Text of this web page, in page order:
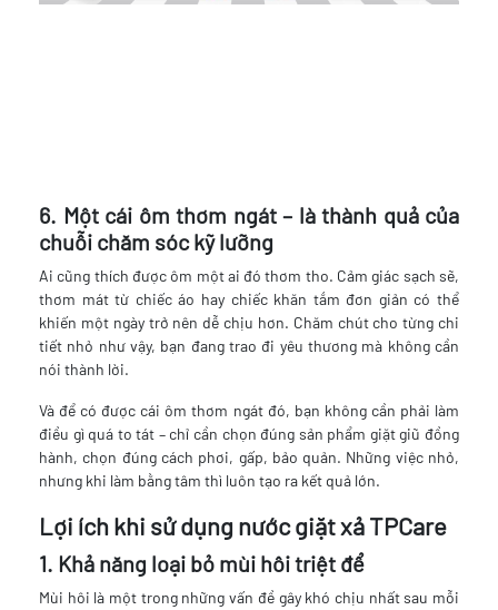
6. Một cái ôm thơm ngát – là thành quả của
chuỗi chăm sóc kỹ lưỡng
Ai cũng thích được ôm một ai đó thơm tho. Cảm giác sạch sẽ,
thơm mát từ chiếc áo hay chiếc khăn tắm đơn giản có thể
khiến một ngày trở nên dễ chịu hơn. Chăm chút cho từng chi
tiết nhỏ như vậy, bạn đang trao đi yêu thương mà không cần
nói thành lời.
Và để có được cái ôm thơm ngát đó, bạn không cần phải làm
điều gì quá to tát – chỉ cần chọn đúng sản phẩm giặt giũ đồng
hành, chọn đúng cách phơi, gấp, bảo quản. Những việc nhỏ,
nhưng khi làm bằng tâm thì luôn tạo ra kết quả lớn.
Lợi ích khi sử dụng nước giặt xả TPCare
1. Khả năng loại bỏ mùi hôi triệt để
Mùi hôi là một trong những vấn đề gây khó chịu nhất sau mỗi